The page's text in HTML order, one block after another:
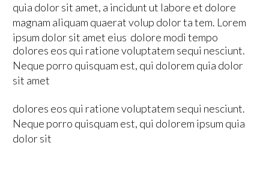
quia dolor sit amet, a incidunt ut labore et dolore
magnam aliquam quaerat volup dolor ta tem. Lorem
ipsum dolor sit amet eius dolore modi tempo
dolores eos qui ratione voluptatem sequi nesciunt.
Neque porro quisquam est, qui dolorem quia dolor
sit amet
dolores eos qui ratione voluptatem sequi nesciunt.
Neque porro quisquam est, qui dolorem ipsum quia
dolor sit